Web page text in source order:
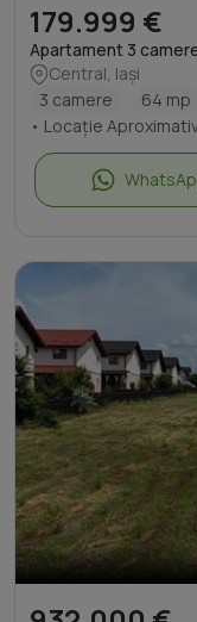
179.999 €
Apartament 3
Central, Iași
3 camere
64 mp
• Locație